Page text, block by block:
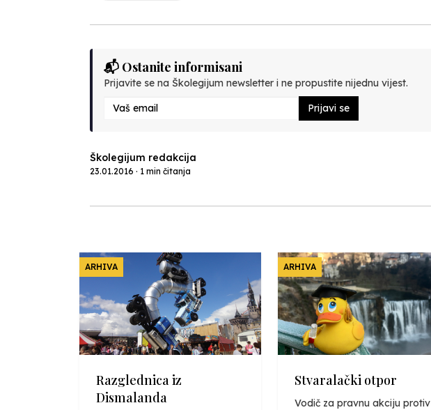
📬 Ostanite informisani
Prijavite se na Školegijum newsletter i ne propustite nijednu vijest.
Prijavi se
Školegijum redakcija
23.01.2016 · 1 min čitanja
ARHIVA
Razglednica iz
Dismalanda
ARHIVA
Stvaralački otpor
Vodič za pravnu akciju protiv